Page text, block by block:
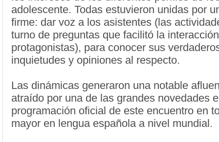
adolescente. Todas estuvieron unidas por
firme: dar voz a los asistentes (las
turno de preguntas que facilitó la
protagonistas), para conocer sus
inquietudes y opiniones al respecto.
Las dinámicas generaron una notable
atraído por una de las grandes novedades
programación oficial de este encuentro en
mayor en lengua española a nivel mundial.